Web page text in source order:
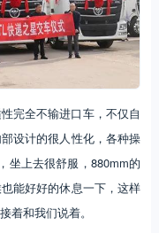
完全不输进口车，不仅自
设计的很人性化，各种操
坐上去很舒服，880mm的
能好好的休息一下，这样
着和我们说着。